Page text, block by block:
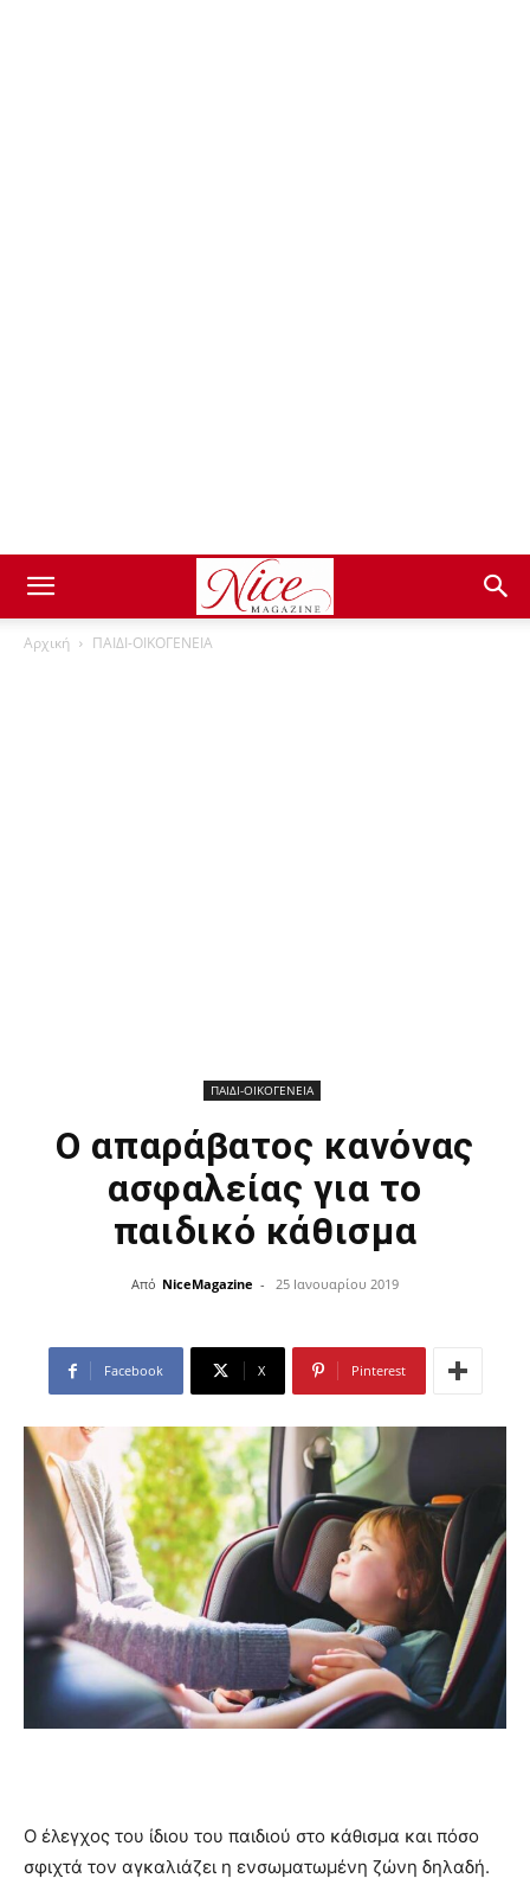
Αρχική ΠΑΙΔΙ-ΟΙΚΟΓΕΝΕΙΑ
ΠΑΙΔΙ-ΟΙΚΟΓΕΝΕΙΑ
Ο απαράβατος κανόνας
ασφαλείας για το
παιδικό κάθισμα
Από NiceMagazine - 25 Ιανουαρίου 2019
Facebook X Pinterest
Ο έλεγχος του ίδιου του παιδιού στο κάθισμα και πόσο
σφιχτά τον αγκαλιάζει η ενσωματωμένη ζώνη δηλαδή.